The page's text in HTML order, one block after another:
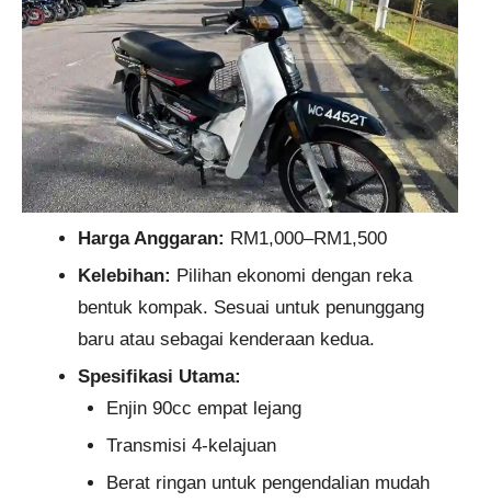
Harga Anggaran: RM1,000–RM1,500
Kelebihan: Pilihan ekonomi dengan reka
bentuk kompak. Sesuai untuk penunggang
baru atau sebagai kenderaan kedua.
Spesifikasi Utama:
Enjin 90cc empat lejang
Transmisi 4-kelajuan
Berat ringan untuk pengendalian mudah